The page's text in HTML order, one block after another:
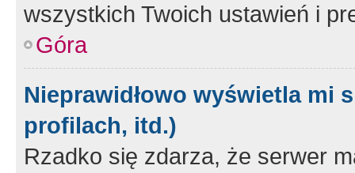
wszystkich Twoich ustawień i
Góra
Nieprawidłowo wyświetla mi
profilach, itd.)
Rzadko się zdarza, że serwer